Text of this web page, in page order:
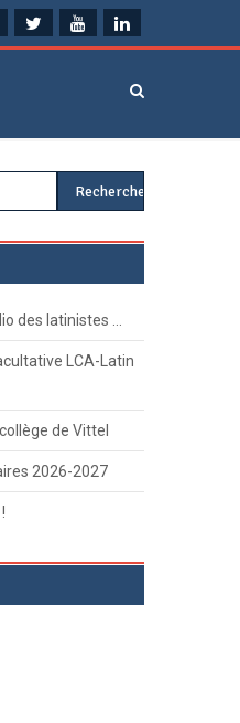
Rechercher :
des latinistes …
LCA-Latin
de Vittel
2026-2027